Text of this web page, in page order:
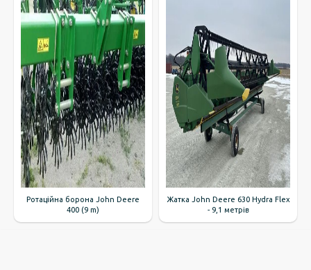
Ротаційна борона John Deere
400 (9 m)
Жатка John Deere 630 Hydra Flex
- 9,1 метрів